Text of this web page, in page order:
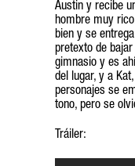
Austin y recibe
hombre muy
bien y se
pretexto de
gimnasio y es
del lugar, y a
personajes se
tono, pero se
Tráiler: